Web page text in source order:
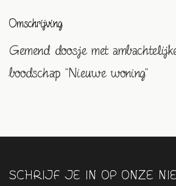
Omschrijving
Gemend doosje met
boodschap "Nieuwe woning"
SCHRIJF JE IN OP ONZE